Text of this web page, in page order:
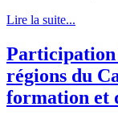
Lire la suite...
Participation
régions du
formation et